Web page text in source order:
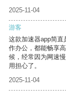
2025-11-04
游客
这款加速器app简
作办公，都能畅享
候，经常因为网速
用担心了。
2025-11-04